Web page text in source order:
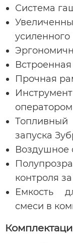
Система
Прочная
оператором
запуска
Воздушное
контроля
Емкость
смеси в